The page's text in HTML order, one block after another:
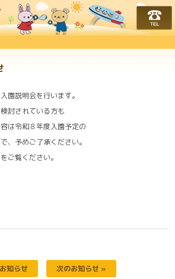
校法人蔵前学園 蔵前幼
園説明会を行います。
討されている方も
は令和８年度入園予定の
、予めご了承ください。
ご覧ください。
知らせ 次のお知らせ »